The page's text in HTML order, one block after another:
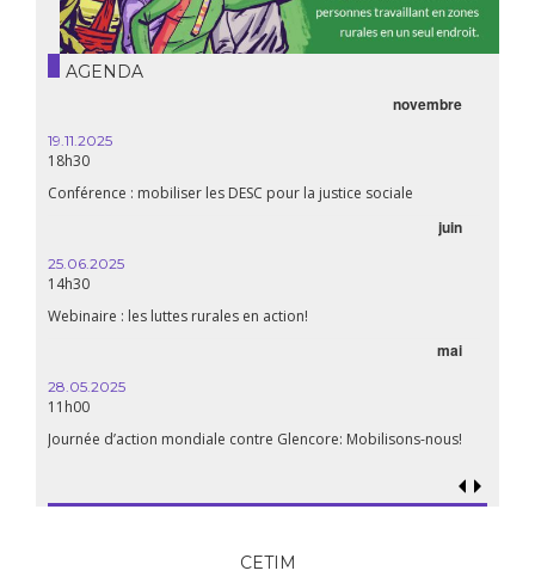
AGENDA
novembre
19.11.2025
18h30
Conférence : mobiliser les DESC pour la justice sociale
juin
25.06.2025
14h30
Webinaire : les luttes rurales en action!
mai
28.05.2025
11h00
Journée d’action mondiale contre Glencore: Mobilisons-nous!
CETIM